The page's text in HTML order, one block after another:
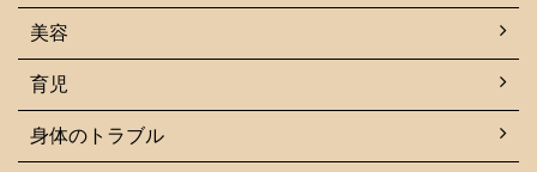
美容
育児
身体のトラブル